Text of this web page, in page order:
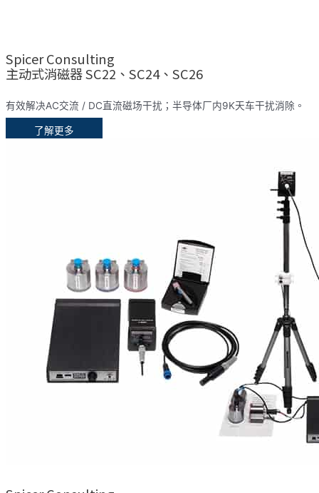
Spicer Consulting
主动式消磁器 SC22、SC24、SC26
有效解决AC交流 / DC直流磁场干扰；半导体厂内9K天车干扰消除。
了解更多